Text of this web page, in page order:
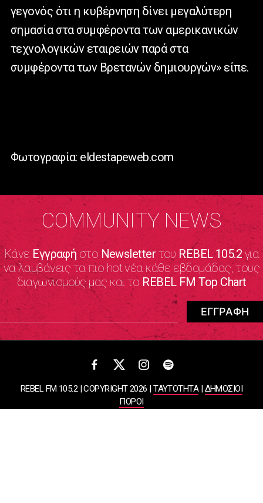
γεγονός ότι η κυβέρνηση δίνει μεγαλύτερη
σημασία στα συμφέροντα των αμερικανικών
τεχνολογικών εταιρειών παρά στα
συμφέροντα των Βρετανών δημιουργών» είπε.
Φωτογραφία: eldestapeweb.com
COMMUNITY NEWS
Κάνε Εγγραφήστο NewsletterτουREBEL 105.2για
να λαμβάνεις τα πιο hot νέα κάθε εβδομάδας, τους
διαγωνισμούς μας και το REBEL FM Top Chart
REBEL FM 105.2 | COPYRIGHT 2026 |ΤΑΥΤΟΤΗΤΑ|ΔΗΜΟΣΙΟΙ
ΠΟΡΟΙ